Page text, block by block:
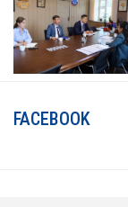
FACEBOOK